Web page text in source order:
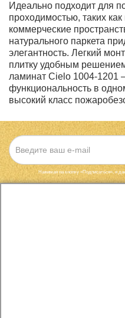
Идеально подходит для
проходимостью, таких
коммерческие
натурального паркета
элегантность. Легкий
плитку удобным
ламинат Cielo 1004-1201
функциональность в
высокий класс
Нажимая на кнопку «Подписаться», я